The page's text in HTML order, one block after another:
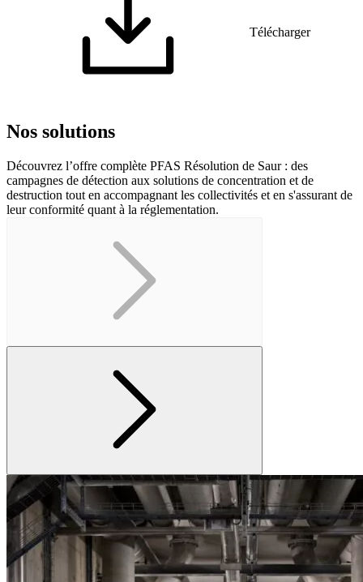
Télécharger
Nos solutions
Découvrez l’offre complète PFAS Résolution de Saur : des
campagnes de détection aux solutions de concentration et de
destruction tout en accompagnant les collectivités et en s'assurant de
leur conformité quant à la réglementation.